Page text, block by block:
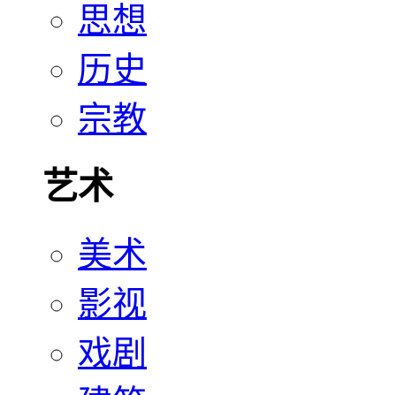
思想
历史
宗教
艺术
美术
影视
戏剧